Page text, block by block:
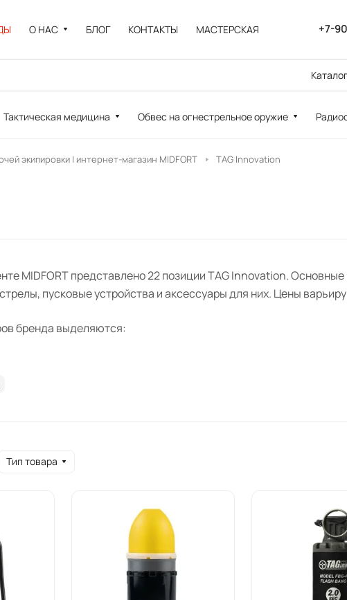
О НАС БЛОГ КОНТАКТЫ МАСТЕРСКАЯ +7-
Каталог
Тактическая медицина Обвес на огнестрельное оружие
экипировки | интернет-магазин MIDFORT TAG Innovation
MIDFORT представлено 22 позиции TAG Innovation.
пусковые устройства и аксессуары для них. Цены
бренда выделяются:
TAG Inn Velum-М2-KC в белом и красном цветах.
TAG Inn Hornet M2 и TAG Inn Reaper KC с разным
выборе гранат и выстрелов стоит обращать внимание на тип
Тип товара